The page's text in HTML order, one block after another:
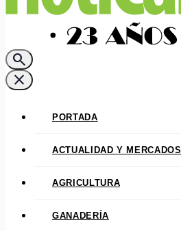
search
close
PORTADA
ACTUALIDAD Y MERCADOS
AGRICULTURA
GANADERÍA